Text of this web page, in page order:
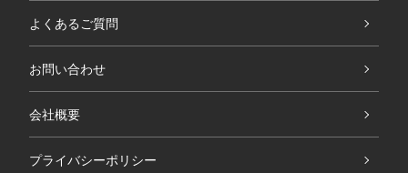
よくあるご質問
お問い合わせ
会社概要
プライバシーポリシー